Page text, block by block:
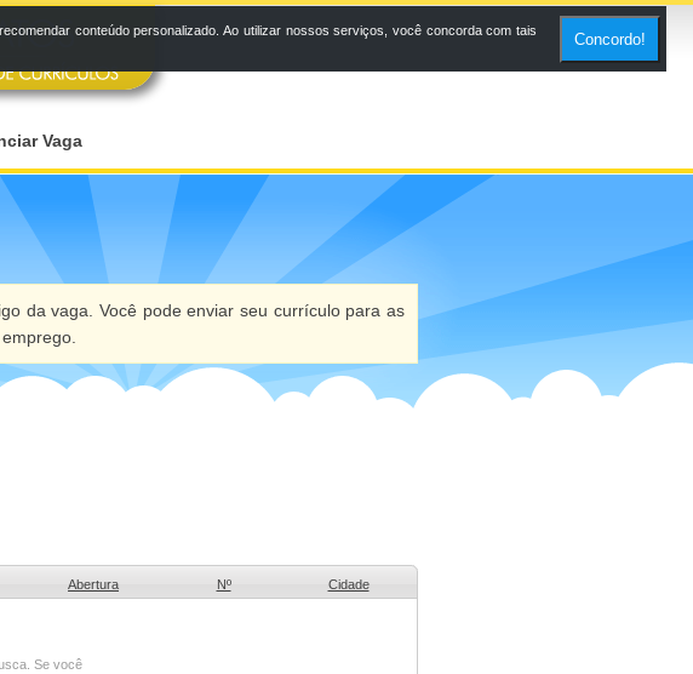
Vaga
da vaga. Você pode enviar seu currículo para as
Abertura Nº Cidade
Se você
conteúdo personalizado. Ao utilizar nossos serviços, você concorda com tais
Concordo!